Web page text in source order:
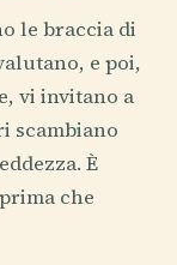
le braccia di
e poi,
vi invitano a
scambiano
È
che